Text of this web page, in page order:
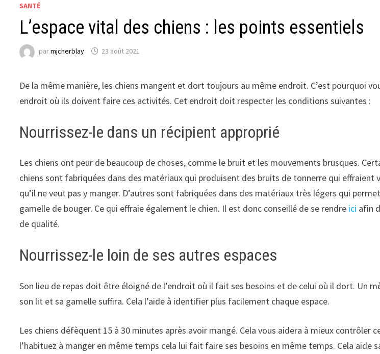
SANTÉ
L’espace vital des chiens : les points essentiels
parmjcherblay 23 août 2021
De la même manière, les chiens mangent et dort toujours au même endroit. C’est pourquoi
endroit où ils doivent faire ces activités. Cet endroit doit respecter les conditions suivantes :
Nourrissez-le dans un récipient approprié
Les chiens ont peur de beaucoup de choses, comme le bruit et les mouvements brusques.
chiens sont fabriquées dans des matériaux qui produisent des bruits de tonnerre qui
qu’il ne veut pas y manger. D’autres sont fabriquées dans des matériaux très légers qui
gamelle de bouger. Ce qui effraie également le chien. Il est donc conseillé de se rendre ici afin
de qualité.
Nourrissez-le loin de ses autres espaces
Son lieu de repas doit être éloigné de l’endroit où il fait ses besoins et de celui où il dort. Un
son lit et sa gamelle suffira. Cela l’aide à identifier plus facilement chaque espace.
Les chiens défèquent 15 à 30 minutes après avoir mangé. Cela vous aidera à mieux contrôler
l’habituez à manger en même temps cela lui fait faire ses besoins en même temps. Cela aide